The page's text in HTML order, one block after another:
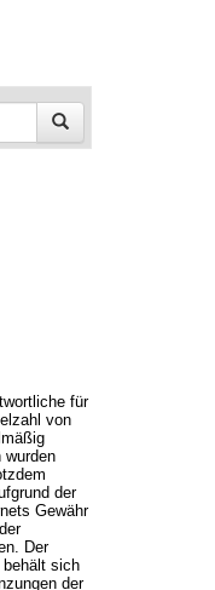
für
von
wurden
der
Gewähr
Der
behält sich
der